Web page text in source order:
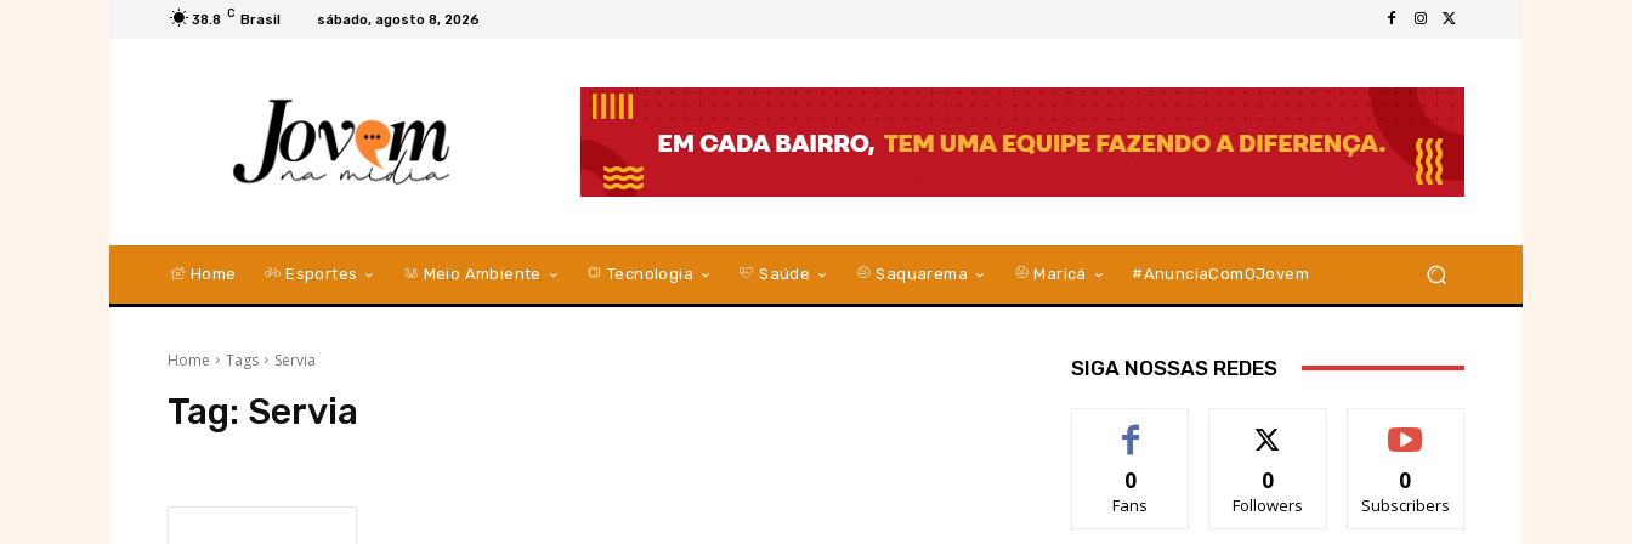
38.8 C Brasil sábado, agosto 8, 2026
Home Esportes Meio Ambiente Tecnologia Saúde Saquarema Maricá #AnunciaComOJovem
Home Tags Servia
Tag: Servia
SIGA NOSSAS REDES
0
Fans
0
Followers
0
Subscribers